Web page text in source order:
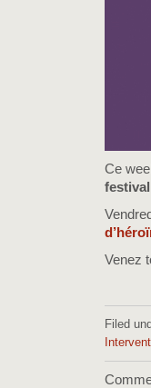
Ce
festival
Venez
Filed